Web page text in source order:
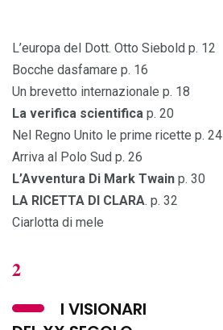
L’europa del Dott. Otto Siebold p. 12
Bocche dasfamare p. 16
Un brevetto internazionale p. 18
La verifica scientifica p. 20
Nel Regno Unito le prime ricette p. 24
Arriva al Polo Sud p. 26
L’Avventura Di Mark Twain p. 30
LA RICETTA DI CLARA. p. 32
Ciarlotta di mele
2
I VISIONARI